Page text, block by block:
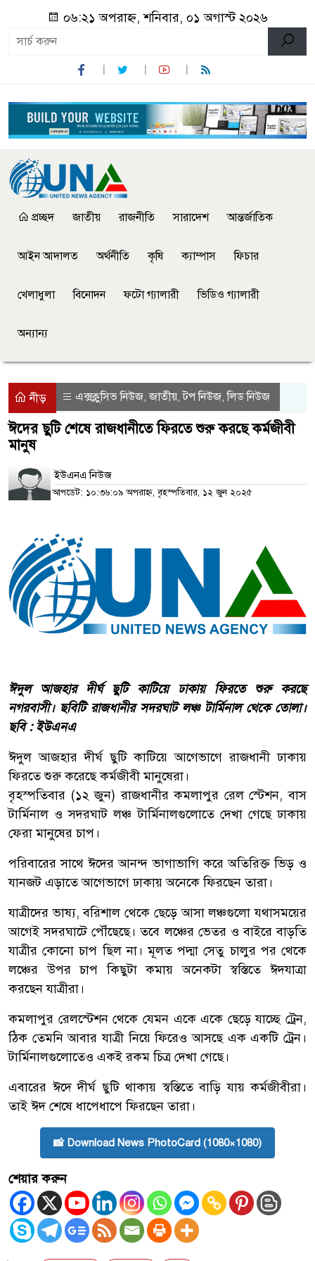
০৬:২১ অপরাহ্ন, শনিবার, ০১ অগাস্ট ২০২৬
প্রচ্ছদ জাতীয় রাজনীতি সারাদেশ আন্তর্জাতিক
আইন আদালত অর্থনীতি কৃষি ক্যাম্পাস ফিচার
খেলাধুলা বিনোদন ফটো গ্যালারী ভিডিও গ্যালারী
অন্যান্য
নীড় এক্সক্লুসিভ নিউজ,জাতীয়,টপ নিউজ,লিড নিউজ
ঈদের ছুটি শেষে রাজধানীতে ফিরতে শুরু করছে কর্মজীবী
মানুষ
ইউএনএ নিউজ
আপডেট: ১০:৩৬:০৯ অপরাহ্ন, বৃহস্পতিবার, ১২ জুন ২০২৫
ঈদুল আজহার দীর্ঘ ছুটি কাটিয়ে ঢাকায় ফিরতে শুরু করছে
নগরবাসী। ছবিটি রাজধানীর সদরঘাট লঞ্চ টার্মিনাল থেকে তোলা।
ছবি : ইউএনএ
ঈদুল আজহার দীর্ঘ ছুটি কাটিয়ে আগেভাগে রাজধানী ঢাকায়
ফিরতে শুরু করেছে কর্মজীবী মানুষেরা।
বৃহস্পতিবার (১২ জুন) রাজধানীর কমলাপুর রেল স্টেশন, বাস
টার্মিনাল ও সদরঘাট লঞ্চ টার্মিনালগুলোতে দেখা গেছে ঢাকায়
ফেরা মানুষের চাপ।
পরিবারের সাথে ঈদের আনন্দ ভাগাভাগি করে অতিরিক্ত ভিড় ও
যানজট এড়াতে আগেভাগে ঢাকায় অনেকে ফিরছেন তারা।
যাত্রীদের ভাষ্য, বরিশাল থেকে ছেড়ে আসা লঞ্চগুলো যথাসময়ের
আগেই সদরঘাটে পৌঁছেছে। তবে লঞ্চের ভেতর ও বাইরে বাড়তি
যাত্রীর কোনো চাপ ছিল না। মূলত পদ্মা সেতু চালুর পর থেকে
লঞ্চের উপর চাপ কিছুটা কমায় অনেকটা স্বস্তিতে ঈদযাত্রা
করছেন যাত্রীরা।
কমলাপুর রেলস্টেশন থেকে যেমন একে একে ছেড়ে যাচ্ছে ট্রেন,
ঠিক তেমনি আবার যাত্রী নিয়ে ফিরেও আসছে এক একটি ট্রেন।
টার্মিনালগুলোতেও একই রকম চিত্র দেখা গেছে।
এবারের ঈদে দীর্ঘ ছুটি থাকায় স্বস্তিতে বাড়ি যায় কর্মজীবীরা।
তাই ঈদ শেষে ধাপেধাপে ফিরছেন তারা।
📸 Download News PhotoCard (1080×1080)
শেয়ার করুন